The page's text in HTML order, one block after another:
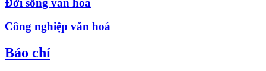
Công nghiệp văn hoá
Báo chí